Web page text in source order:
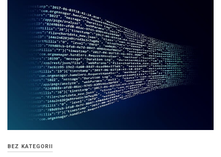
BEZ KATEGORII